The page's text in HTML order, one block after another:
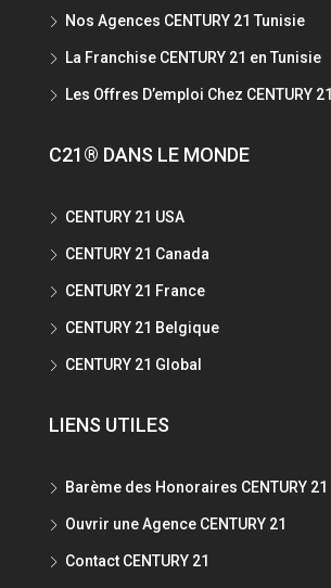
Nos Agences CENTURY 21 Tunisie
La Franchise CENTURY 21 en Tunisie
Les Offres D’emploi Chez CENTURY 21
C21® DANS LE MONDE
CENTURY 21 USA
CENTURY 21 Canada
CENTURY 21 France
CENTURY 21 Belgique
CENTURY 21 Global
LIENS UTILES
Barème des Honoraires CENTURY 21
Ouvrir une Agence CENTURY 21
Contact CENTURY 21